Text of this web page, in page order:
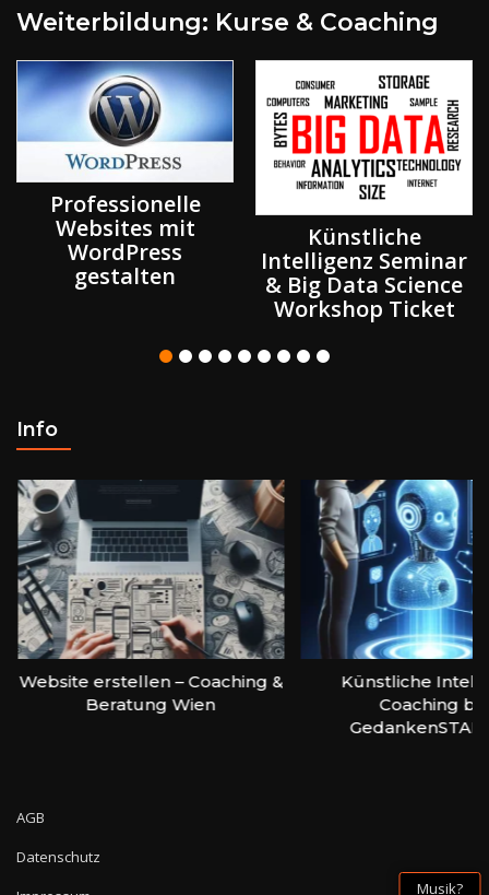
Weiterbildung: Kurse & Coaching
Professionelle
Websites mit
WordPress
gestalten
Künstliche
Intelligenz Seminar
& Big Data Science
Workshop Ticket
Info
Website erstellen – Coaching &
Beratung Wien
Künstliche
Coaching bei
AGB
Datenschutz
Musik?